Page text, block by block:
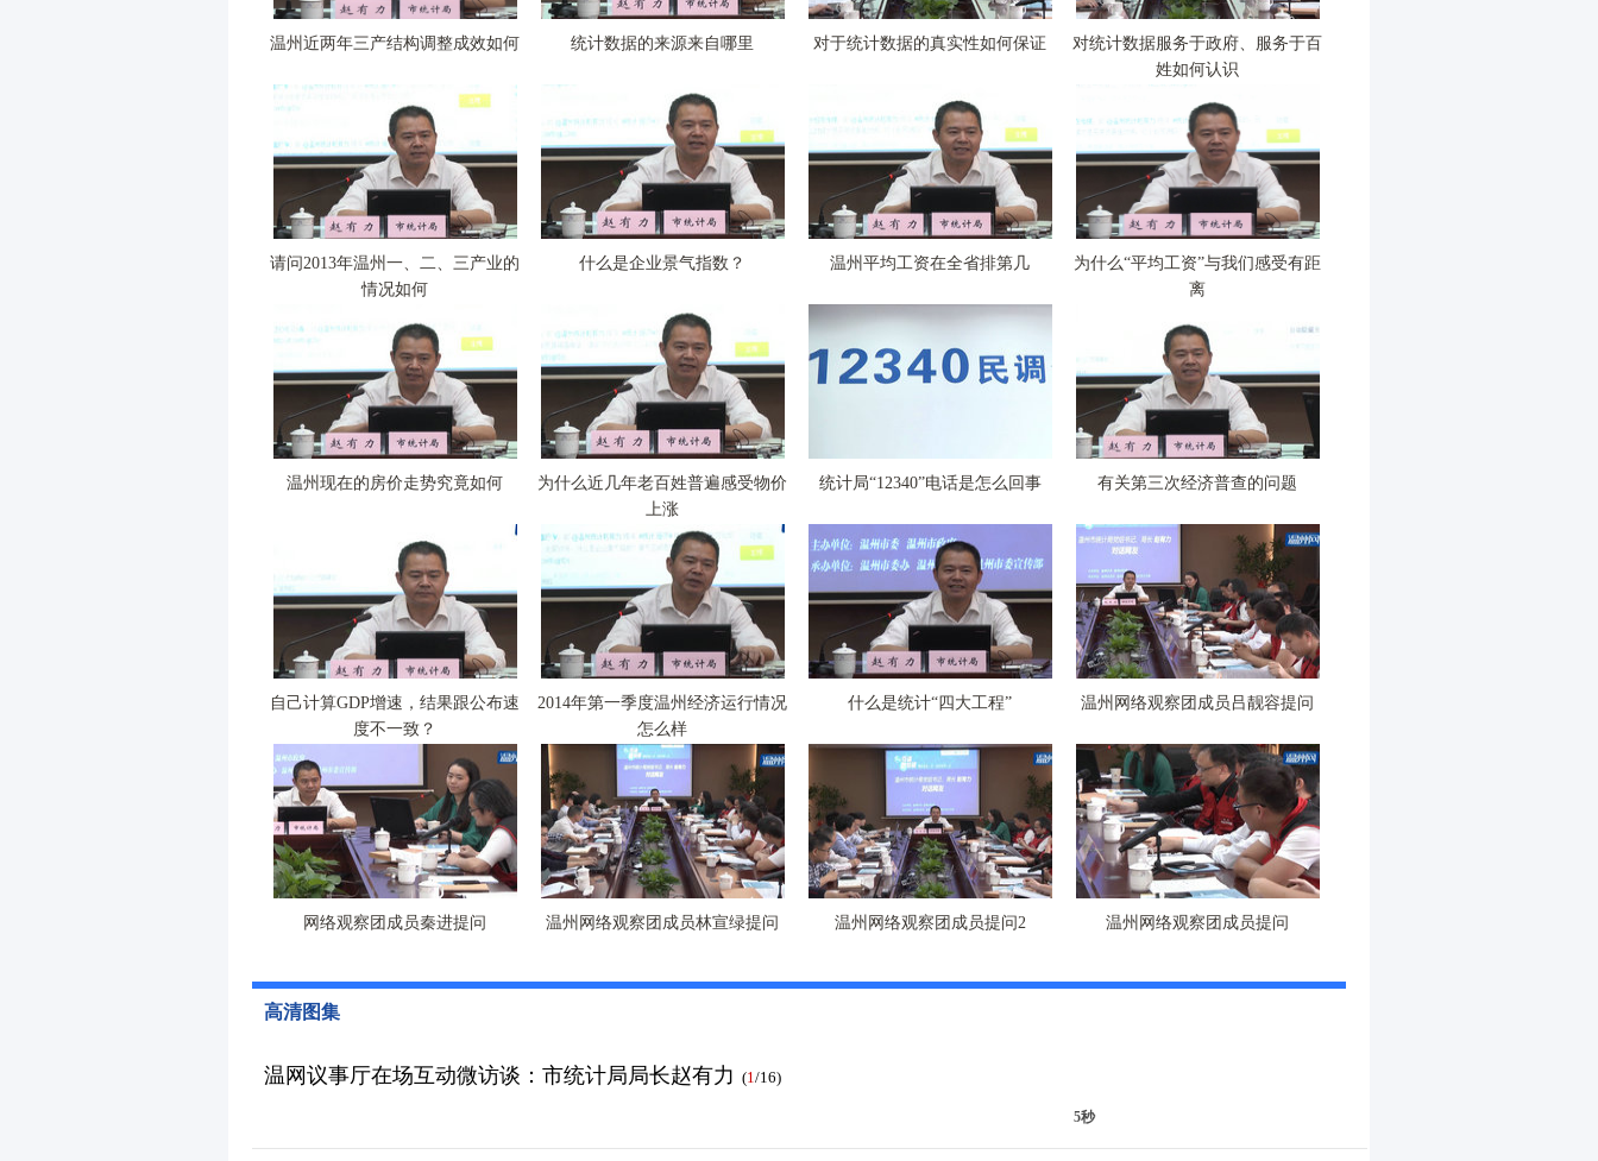
温州近两年三产结构调整成效如何 统计数据的来源来自哪里 对于统计数据的真实性如何保证
对统计数据服务于政府、服务于百
姓如何认识
请问2013年温州一、二、三产业的
情况如何
什么是企业景气指数？ 温州平均工资在全省排第几
为什么“平均工资”与我们感受有距
离
温州现在的房价走势究竟如何
为什么近几年老百姓普遍感受物价
上涨
统计局“12340”电话是怎么回事 有关第三次经济普查的问题
自己计算GDP增速，结果跟公布速
度不一致？
2014年第一季度温州经济运行情况
怎么样
什么是统计“四大工程” 温州网络观察团成员吕靓容提问
网络观察团成员秦进提问 温州网络观察团成员林宣绿提问 温州网络观察团成员提问2 温州网络观察团成员提问
高清图集
温网议事厅在场互动微访谈：市统计局局长赵有力 (1/16)
5秒